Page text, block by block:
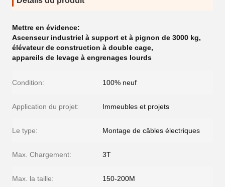
Mettre en évidence:
Ascenseur industriel à support et à pignon de 3000 kg,
élévateur de construction à double cage,
appareils de levage à engrenages lourds
Condition: 100% neuf
Application du projet: Immeubles et projets
Le type: Montage de câbles électriques
Max. Chargement: 3T
Max. la taille: 150-200M